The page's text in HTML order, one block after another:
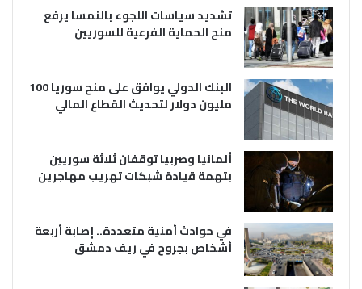
تشديد سياسات اللجوء بالنمسا يرفع
منح الحماية الفرعية للسوريين
البنك الدولي يوافق على منح سوريا 100
مليون دولار لتحديث القطاع المالي
ألمانيا وصربيا توقفان ثلاثة سوريين
بتهمة قيادة شبكات تهريب مهاجرين
في حوادث أمنية متعددة.. إصابة أربعة
أشخاص بجروح في ريف دمشق